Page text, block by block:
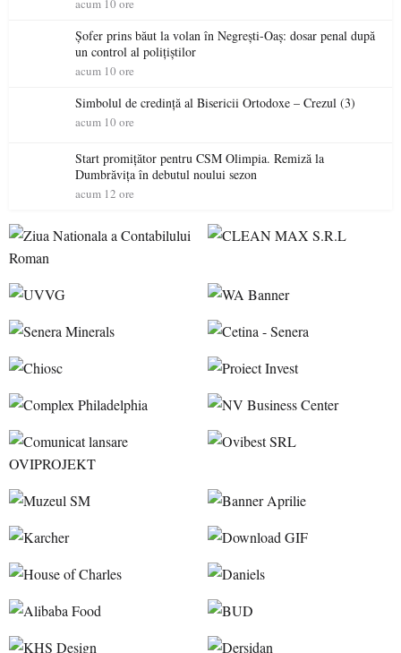
acum 10 ore
Șofer prins băut la volan în Negrești-Oaș: dosar penal după
un control al polițiștilor
acum 10 ore
Simbolul de credinţă al Bisericii Ortodoxe – Crezul (3)
acum 10 ore
Start promițător pentru CSM Olimpia. Remiză la
Dumbrăvița în debutul noului sezon
acum 12 ore